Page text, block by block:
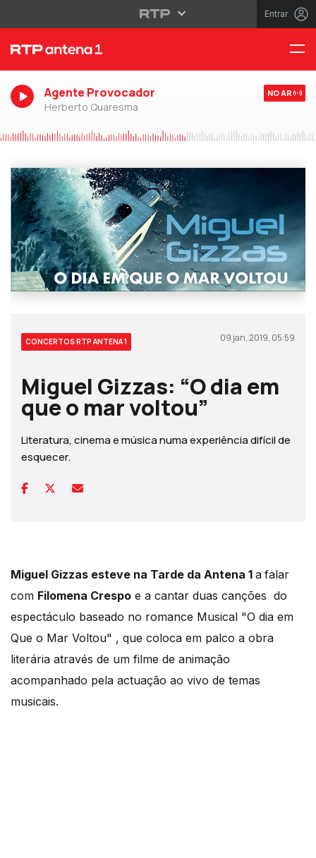
Entrar
Agente Provocador
Herberto Quaresma
NO AR
CONCERTOS RTP ANTENA 1 09 jan, 2019, 05:59
Miguel Gizzas: “O dia em
que o mar voltou”
Literatura, cinema e música numa experiência difícil de
esquecer.
Miguel Gizzas esteve na Tarde da Antena 1 a falar
com Filomena Crespo e a cantar duas canções do
espectáculo baseado no romance Musical "O dia em
Que o Mar Voltou" , que coloca em palco a obra
literária através de um filme de animação
acompanhado pela actuação ao vivo de temas
musicais.